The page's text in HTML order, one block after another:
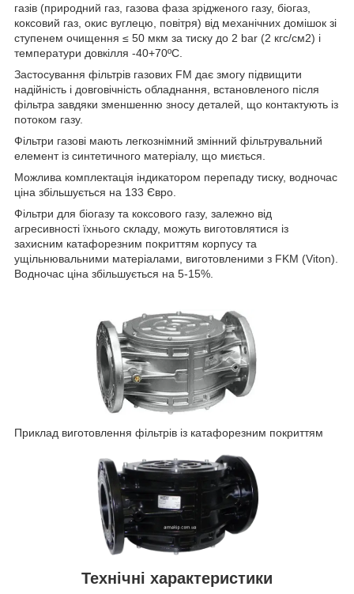
газів (природний газ, газова фаза зрідженого газу, біогаз,
коксовий газ, окис вуглецю, повітря) від механічних домішок зі
ступенем очищення ≤ 50 мкм за тиску до 2 bar (2 кгс/см2) і
температури довкілля -40+70ºС.
Застосування фільтрів газових FM дає змогу підвищити
надійність і довговічність обладнання, встановленого після
фільтра завдяки зменшенню зносу деталей, що контактують із
потоком газу.
Фільтри газові мають легкознімний змінний фільтрувальний
елемент із синтетичного матеріалу, що миється.
Можлива комплектація індикатором перепаду тиску, водночас
ціна збільшується на 133 Євро.
Фільтри для біогазу та коксового газу, залежно від
агресивності їхнього складу, можуть виготовлятися із
захисним катафорезним покриттям корпусу та
ущільнювальними матеріалами, виготовленими з FKM (Viton).
Водночас ціна збільшується на 5-15%.
Приклад виготовлення фільтрів із катафорезним покриттям
Технічні характеристики